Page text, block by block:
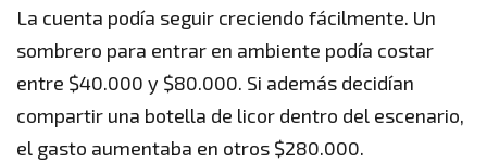
La cuenta podía seguir creciendo fácilmente. Un
sombrero para entrar en ambiente podía costar
entre $40.000 y $80.000. Si además decidían
compartir una botella de licor dentro del escenario,
el gasto aumentaba en otros $280.000.